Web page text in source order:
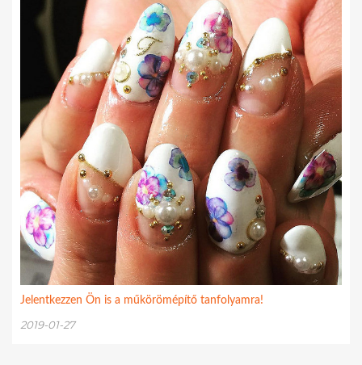
Jelentkezzen Ön is a műkörömépítő tanfolyamra!
2019-01-27